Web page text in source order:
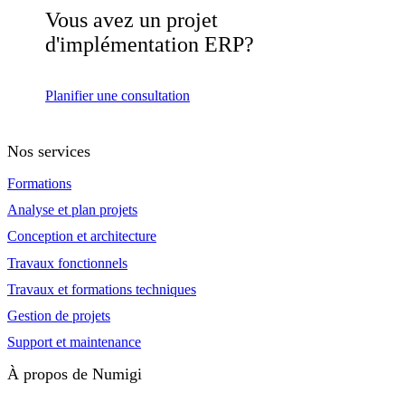
Vous avez un projet
d'implémentation ERP?
Planifier une consultation
Nos services
Formations
Analyse et plan projets
Conception et architecture
Travaux fonctionnels
Travaux et formations techniques
Gestion de projets
Support et maintenance
À propos de Numigi